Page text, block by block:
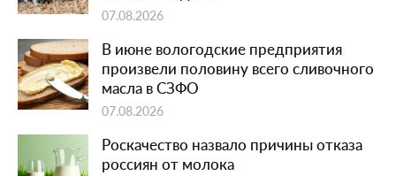
07.08.2026
В июне вологодские предприятия
произвели половину всего сливочного
масла в СЗФО
07.08.2026
Роскачество назвало причины отказа
россиян от молока